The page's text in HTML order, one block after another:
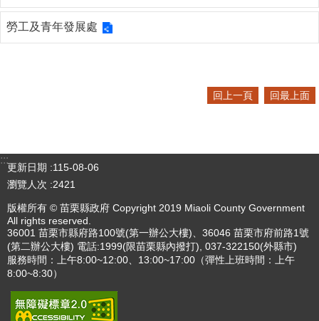
勞工及青年發展處
回上一頁 回最上面
:::
更新日期
115-08-06
瀏覽人次
2421
版權所有 © 苗栗縣政府 Copyright 2019 Miaoli County Government
All rights reserved.
36001 苗栗市縣府路100號(第一辦公大樓)、36046 苗栗市府前路1號
(第二辦公大樓) 電話:1999(限苗栗縣內撥打), 037-322150(外縣市)
服務時間：上午8:00~12:00、13:00~17:00（彈性上班時間：上午
8:00~8:30）